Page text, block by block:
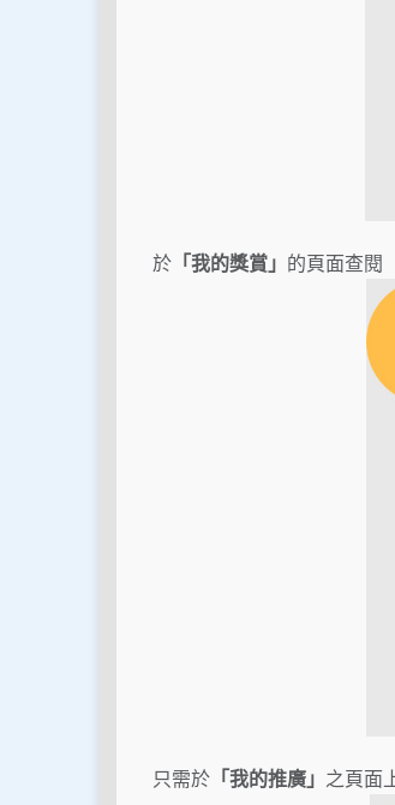
於 「我的獎賞」 的頁面查閱
只需於 「我的推廣」 之頁面